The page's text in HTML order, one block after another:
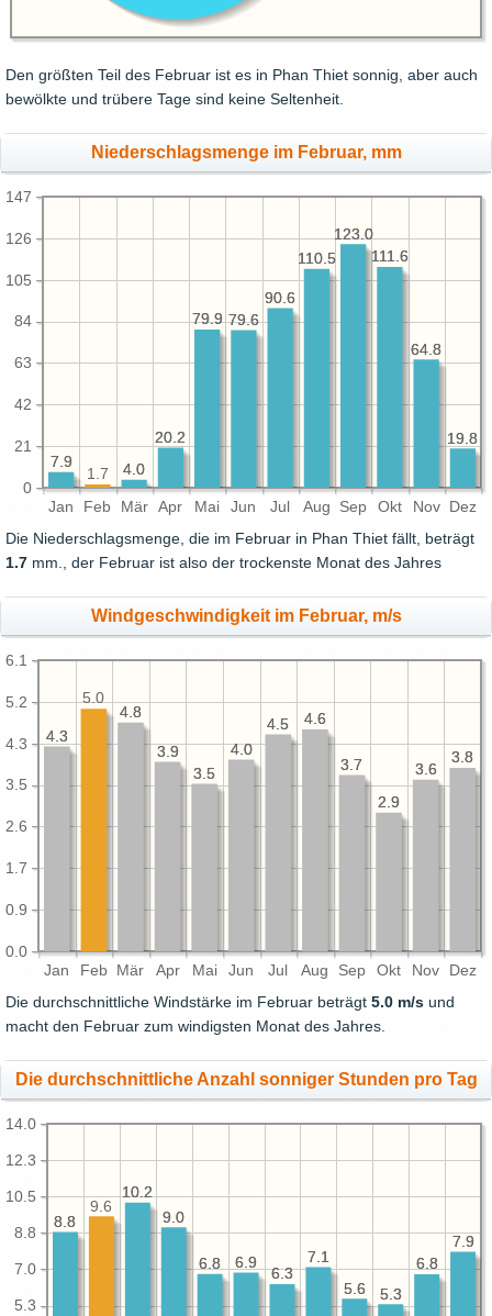
Den größten Teil des Februar ist es in Phan Thiet sonnig, aber auch
bewölkte und trübere Tage sind keine Seltenheit.
Niederschlagsmenge im Februar, mm
Jan Feb Mär Apr Mai Jun Jul Aug Sep Okt Nov Dez
0
21
42
63
84
105
126
147
19.8
64.8
111.6
123.0
110.5
90.6
79.6
79.9
20.2
4.0
7.9
19.8
64.8
111.6
123.0
110.5
90.6
79.6
79.9
20.2
4.0
1.7
7.9
Die Niederschlagsmenge, die im Februar in Phan Thiet fällt, beträgt
1.7 mm., der Februar ist also der trockenste Monat des Jahres
Windgeschwindigkeit im Februar, m/s
Jan Feb Mär Apr Mai Jun Jul Aug Sep Okt Nov Dez
0.0
0.9
1.7
2.6
3.5
4.3
5.2
6.1
3.8
3.6
2.9
3.7
4.6
4.5
4.0
3.5
3.9
4.8
4.3
3.8
3.6
2.9
3.7
4.6
4.5
4.0
3.5
3.9
4.8
5.0
4.3
Die durchschnittliche Windstärke im Februar beträgt 5.0 m/s und
macht den Februar zum windigsten Monat des Jahres.
Die durchschnittliche Anzahl sonniger Stunden pro Tag
5.3
7.0
8.8
10.5
12.3
14.0
7.9
6.8
5.3
5.6
7.1
6.3
6.9
6.8
9.0
10.2
8.8
7.9
6.8
5.3
5.6
7.1
6.3
6.9
6.8
9.0
10.2
9.6
8.8